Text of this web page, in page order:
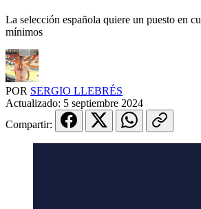
La selección española quiere un puesto en
mínimos
POR SERGIO LLEBRÉS
Actualizado: 5 septiembre 2024
Compartir: